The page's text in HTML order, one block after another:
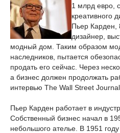
1 млрд евро,
креативного
Пьер Карден,
дизайнер,
модный дом. Таким образом
наследников, пытается
продать его сейчас. Через
а бизнес должен продолжать
интервью The Wall Street Journal.
Пьер Карден работает в
Собственный бизнес начал в
небольшого ателье. В 1951